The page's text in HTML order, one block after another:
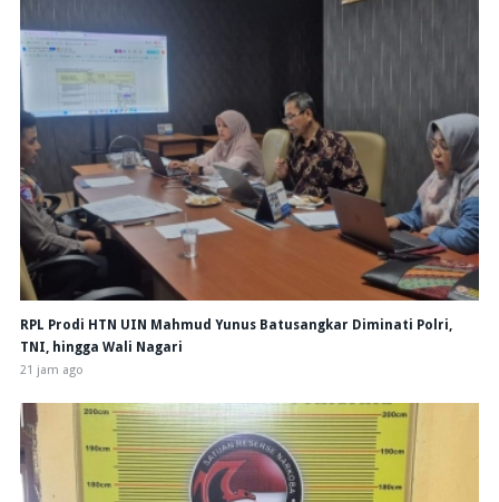
RPL Prodi HTN UIN Mahmud Yunus Batusangkar Diminati Polri,
TNI, hingga Wali Nagari
21 jam ago